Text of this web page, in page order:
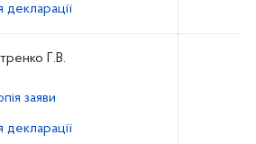
декларації
Г.В.
заяви
декларації